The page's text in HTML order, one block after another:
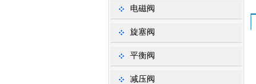
电磁阀
旋塞阀
平衡阀
减压阀